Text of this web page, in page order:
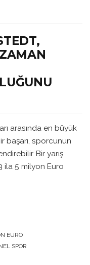
arasında en büyük
başarı, sporcunun
Bir yarış
ila 5 milyon Euro
EURO
SPOR